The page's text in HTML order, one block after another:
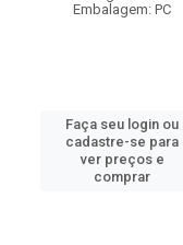
Embalagem: PC
Faça seu login ou
cadastre-se para
ver preços e
comprar